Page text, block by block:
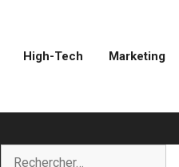
High-Tech Marketing